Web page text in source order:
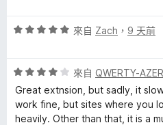
分
分
5
分
評
分
，
滿
分
來自 Zach ， 9 天前
評
價
4
分
來自 QWERTY-
Great extnsion, but sadly, it
work fine, but sites where you
heavily. Other than that, it is a